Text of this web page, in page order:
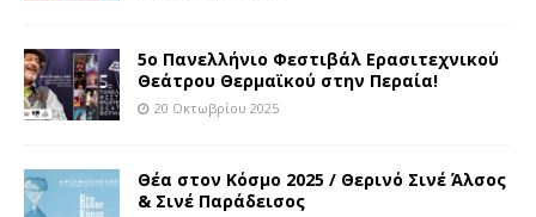
5ο Πανελλήνιο Φεστιβάλ Ερασιτεχνικού
Θεάτρου Θερμαϊκού στην Περαία!
20 Οκτωβρίου 2025
Θέα στον Κόσμο 2025 / Θερινό Σινέ Άλσος
& Σινέ Παράδεισος